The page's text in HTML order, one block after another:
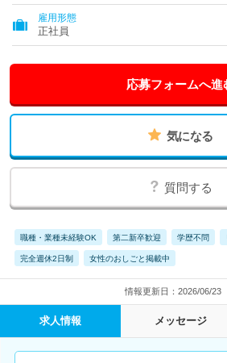
県、香川県、愛媛県、高知県、福岡県
県、大分県、宮崎県、鹿児島県、沖縄県
雇用形態
正社員
応募フォームへ進
気になる
質問する
職種・業種未経験OK 第二新卒歓迎 学歴不問
完全週休2日制 女性のおしごと掲載中
情報更新日：2026/06/23
求人情報 メッセージ